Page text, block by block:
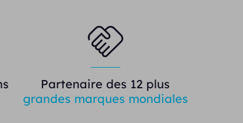
Partenaire des 12 plus
grandes marques mondiales